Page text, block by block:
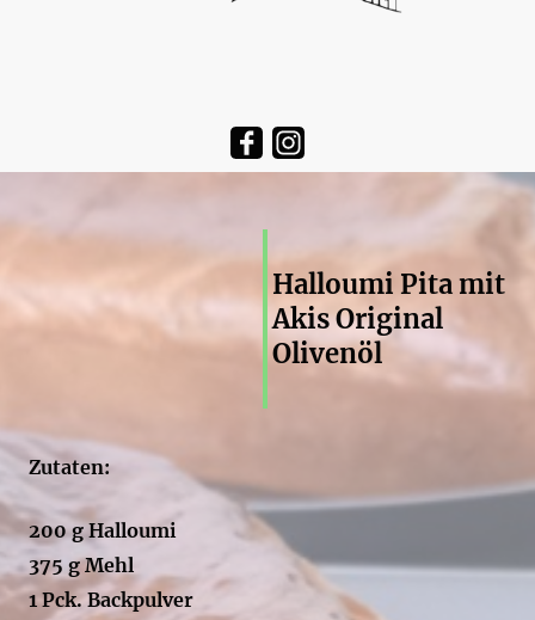
Halloumi Pita mit
Akis Original
Olivenöl
Zutaten:
200 g Halloumi
375 g Mehl
1 Pck. Backpulver